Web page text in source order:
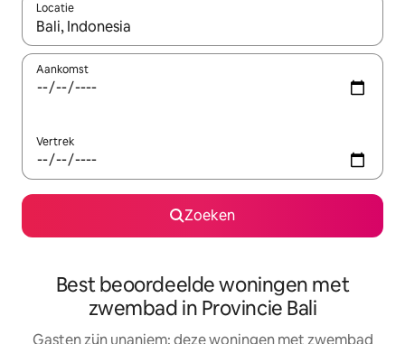
Locatie
Wanneer er suggesties beschikbaar zijn, maak je een keuze
Aankomst
Vertrek
Zoeken
Best beoordeelde woningen met
zwembad in Provincie Bali
Gasten zijn unaniem: deze woningen met zwembad